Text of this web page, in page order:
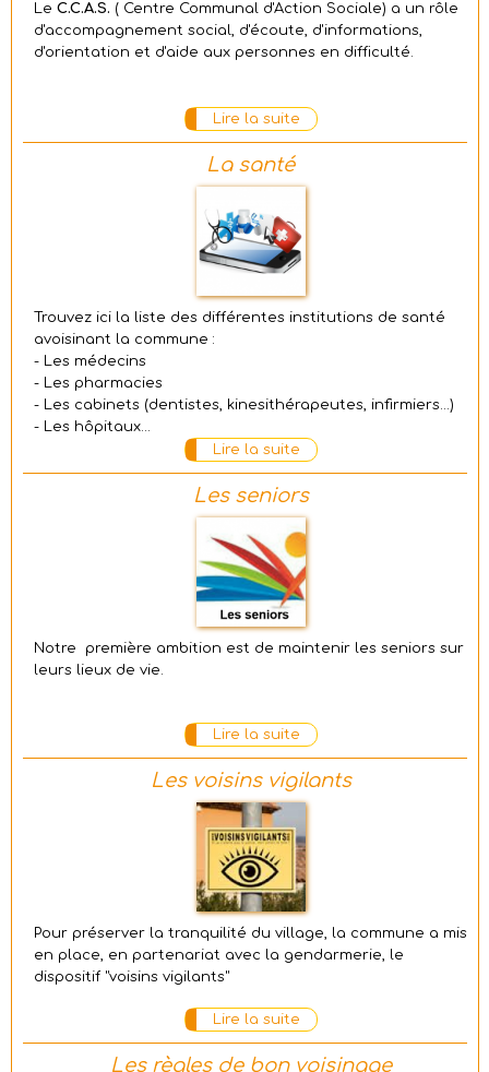
Le C.C.A.S. ( Centre Communal d'Action Sociale) a un rôle
d'accompagnement social, d'écoute, d'informations,
d'orientation et d'aide aux personnes en difficulté.
Lire la suite
La santé
Trouvez ici la liste des différentes institutions de santé
avoisinant la commune :
- Les médecins
- Les pharmacies
- Les cabinets (dentistes, kinesithérapeutes, infirmiers...)
- Les hôpitaux...
Lire la suite
Les seniors
Notre première ambition est de maintenir les seniors sur
leurs lieux de vie.
Lire la suite
Les voisins vigilants
Pour préserver la tranquilité du village, la commune a mis
en place, en partenariat avec la gendarmerie, le
dispositif "voisins vigilants"
Lire la suite
Les règles de bon voisinage